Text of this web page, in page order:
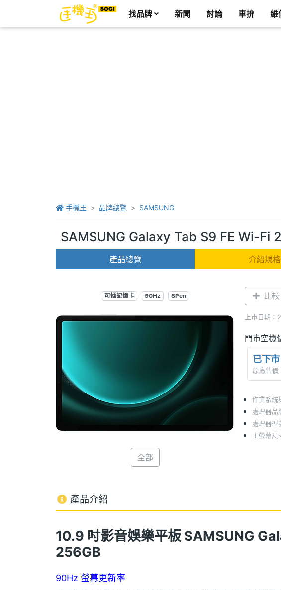
找品牌 新聞 討論 車拚 維
手機王 品牌總覽 SAMSUNG
SAMSUNG Galaxy Tab S9 FE Wi-Fi
產品總覽 介紹規格
可插記憶卡 90Hz SPen
全部
比較
上市日期：
門市空機
已下市
原廠售價
作業系統
處理器品
處理器型
主螢幕尺
產品介紹
10.9 吋影音娛樂平板 SAMSUNG
256GB
90Hz 螢幕更新率